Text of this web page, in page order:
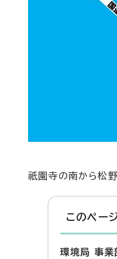
祇園寺の南から松野
このペー
環境局 事業